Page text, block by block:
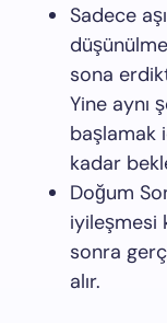
Sadece
sona
Yine aynı
başlamak
kadar
Doğum
iyileşmesi
sonra
alır.